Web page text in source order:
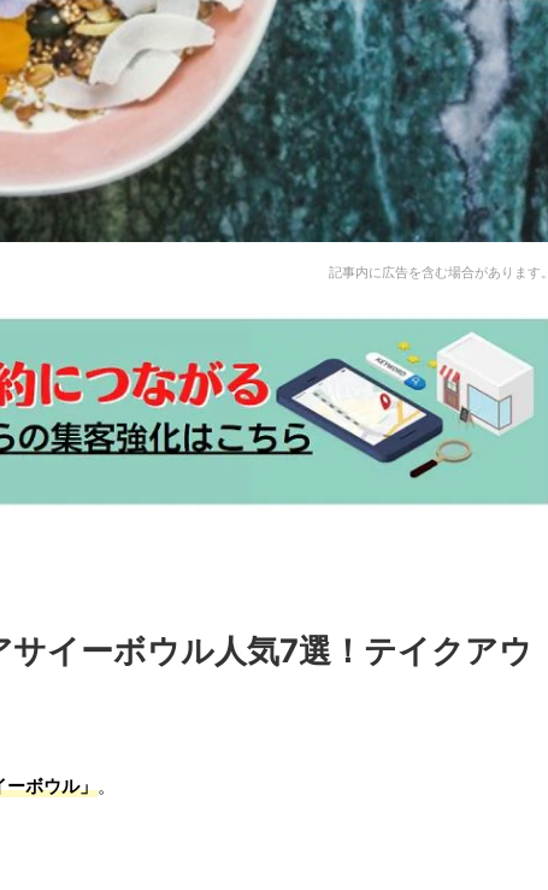
記事内に広告を含む場合があります。
サイーボウル人気7選！テイクアウ
ーボウル」。